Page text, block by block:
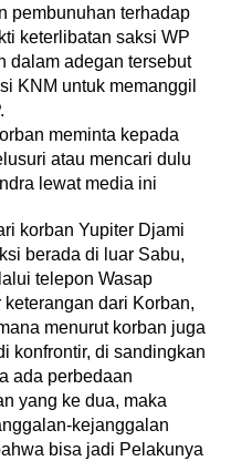
pembunuhan terhadap
keterlibatan saksi WP
dalam adegan tersebut
KNM untuk memanggil
meminta kepada
atau mencari dulu
lewat media ini
korban Yupiter Djami
berada di luar Sabu,
telepon Wasap
dari Korban,
menurut korban juga
konfrontir, di sandingkan
ada perbedaan
yang ke dua, maka
kejanggalan
bisa jadi Pelakunya